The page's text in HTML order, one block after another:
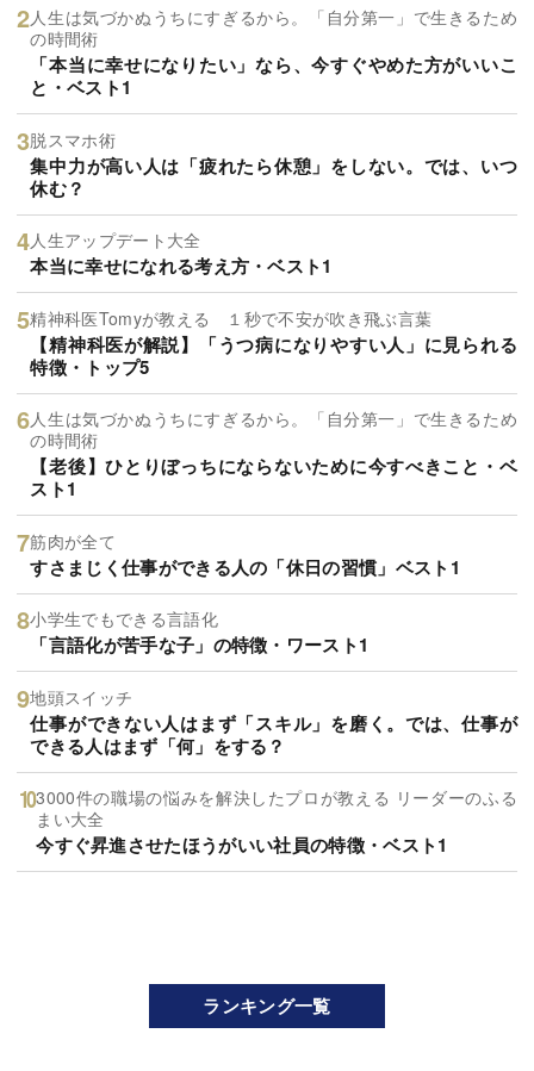
人生は気づかぬうちにすぎるから。「自分第一」で生きるため
の時間術
「本当に幸せになりたい」なら、今すぐやめた方がいいこ
と・ベスト1
脱スマホ術
集中力が高い人は「疲れたら休憩」をしない。では、いつ
休む？
人生アップデート大全
本当に幸せになれる考え方・ベスト1
精神科医Tomyが教える １秒で不安が吹き飛ぶ言葉
【精神科医が解説】「うつ病になりやすい人」に見られる
特徴・トップ5
人生は気づかぬうちにすぎるから。「自分第一」で生きるため
の時間術
【老後】ひとりぼっちにならないために今すべきこと・ベ
スト1
筋肉が全て
すさまじく仕事ができる人の「休日の習慣」ベスト1
小学生でもできる言語化
「言語化が苦手な子」の特徴・ワースト1
地頭スイッチ
仕事ができない人はまず「スキル」を磨く。では、仕事が
できる人はまず「何」をする？
3000件の職場の悩みを解決したプロが教える リーダーのふる
まい大全
今すぐ昇進させたほうがいい社員の特徴・ベスト1
ランキング一覧